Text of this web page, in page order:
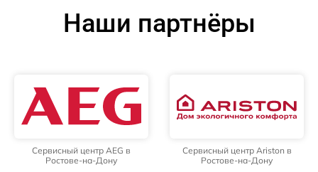
Наши партнёры
Сервисный центр AEG в
Ростове-на-Дону
Сервисный центр Ariston в
Ростове-на-Дону